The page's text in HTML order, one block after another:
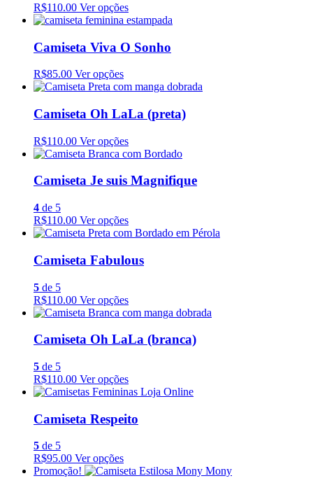
R$110.00 Ver opções
Camiseta Viva O Sonho
R$85.00 Ver opções
Camiseta Oh LaLa (preta)
R$110.00 Ver opções
Camiseta Je suis Magnifique
4 de 5
R$110.00 Ver opções
Camiseta Fabulous
5 de 5
R$110.00 Ver opções
Camiseta Oh LaLa (branca)
5 de 5
R$110.00 Ver opções
Camiseta Respeito
5 de 5
R$95.00 Ver opções
Promoção!